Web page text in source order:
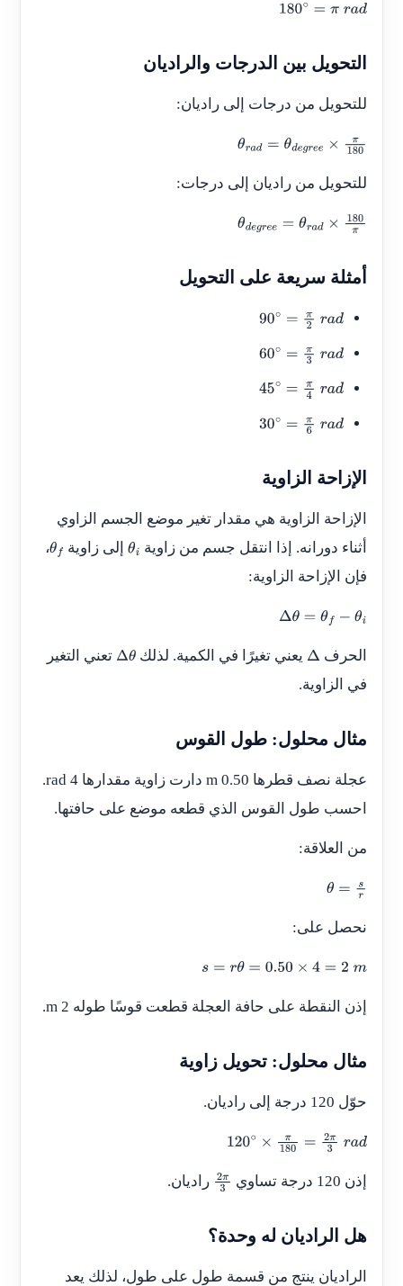
180∘=πrad
التحويل بين الدرجات والراديان
للتحويل من درجات إلى راديان:
θrad =θ degree ×π 180
للتحويل من راديان إلى درجات:
θdegree=θrad ×180π
أمثلة سريعة على التحويل
90∘=π2r ad
60∘=π3r ad
45 ∘=π4r ad
30∘=π6r ad
الإزاحة الزاوية
الإزاحة الزاوية هي مقدار تغير موضع الجسم الزاوي
أثناء دورانه. إذا انتقل جسم من زاوية θi إلى زاوية θf ،
فإن الإزاحة الزاوية:
Δθ=θf −θ i
الحرف Δيعني تغيرًا في الكمية. لذلك Δθ تعني التغير
في الزاوية.
مثال محلول: طول القوس
عجلة نصف قطرها 0.50 m دارت زاوية مقدارها 4 rad.
احسب طول القوس الذي قطعه موضع على حافتها.
من العلاقة:
θ =s r
نحصل على:
s =rθ=0.50×4= 2m
إذن النقطة على حافة العجلة قطعت قوسًا طوله 2 m.
مثال محلول: تحويل زاوية
حوّل 120 درجة إلى راديان.
120∘ × π180 =2 π3r ad
إذن 120 درجة تساوي 2π راديان.
هل الراديان له وحدة؟
الراديان ينتج من قسمة طول على طول، لذلك يعد